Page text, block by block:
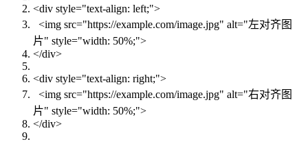
<div style="text-align: left;">
<img src="https://example.com/image.jpg" alt="左对齐图
片" style="width: 50%;">
</div>
<div style="text-align: right;">
<img src="https://example.com/image.jpg" alt="右对齐图
片" style="width: 50%;">
</div>